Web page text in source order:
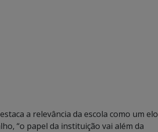
a relevância da escola como um elo
“o papel da instituição vai além da